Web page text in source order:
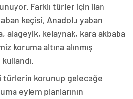
Farklı türler için ilan
keçisi, Anadolu yaban
alageyik, kelaynak, kara akbaba
koruma altına alınmış
türlerin korunup geleceğe
eylem planlarının